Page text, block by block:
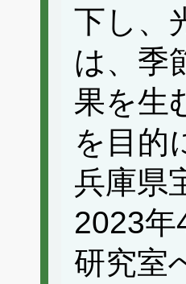
下し、
は、季
果を生
を目的
兵庫県
2023
研究室